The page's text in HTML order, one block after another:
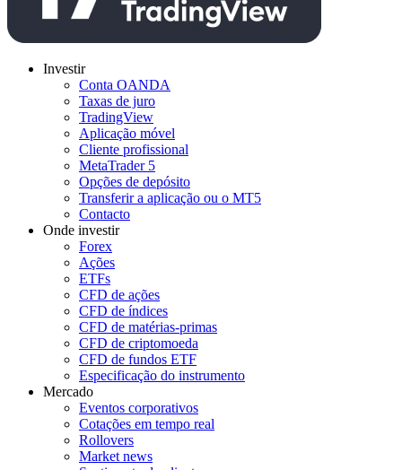
Investir
Conta OANDA
Taxas de juro
TradingView
Aplicação móvel
Cliente profissional
MetaTrader 5
Opções de depósito
Transferir a aplicação ou o MT5
Contacto
Onde investir
Forex
Ações
ETFs
CFD de ações
CFD de índices
CFD de matérias-primas
CFD de criptomoeda
CFD de fundos ETF
Especificação do instrumento
Mercado
Eventos corporativos
Cotações em tempo real
Rollovers
Market news